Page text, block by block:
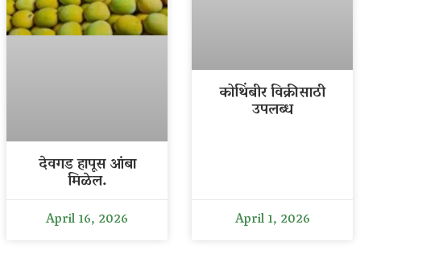
देवगड हापूस आंबा
मिळेल.
April 16, 2026
कोथिंबीर विक्रीसाठी
उपलब्ध
April 1, 2026